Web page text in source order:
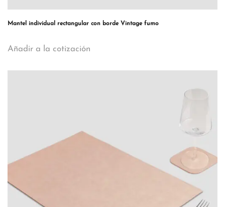
Mantel individual rectangular con borde Vintage fumo
Añadir a la cotización